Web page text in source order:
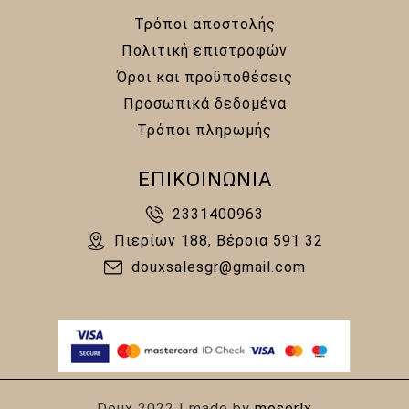
Τρόποι αποστολής
Πολιτική επιστροφών
Όροι και προϋποθέσεις
Προσωπικά δεδομένα
Τρόποι πληρωμής
ΕΠΙΚΟΙΝΩΝΙΑ
2331400963
Πιερίων 188, Βέροια 591 32
douxsalesgr@gmail.com